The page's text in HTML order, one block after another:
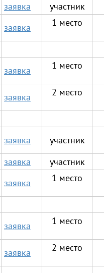
заявка
участник
заявка 1 место
заявка 1 место
заявка 2 место
заявка
участник
заявка
участник
заявка 1 место
заявка 1 место
заявка 2 место